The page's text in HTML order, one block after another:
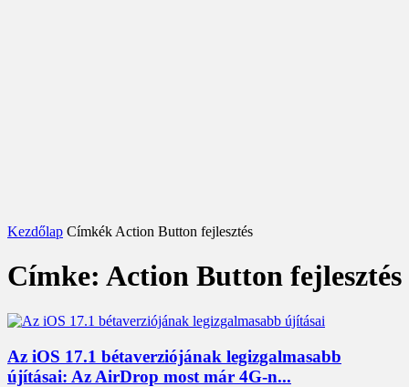
Kezdőlap Címkék Action Button fejlesztés
Címke: Action Button fejlesztés
Az iOS 17.1 bétaverziójának legizgalmasabb
újításai: Az AirDrop most már 4G-n...